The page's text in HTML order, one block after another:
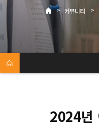
> 커뮤니티 >
2024년